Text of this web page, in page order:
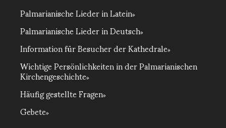
Palmarianische Lieder in Latein
Palmarianische Lieder in Deutsch
Information für Besucher der Kathedrale
Wichtige Persönlichkeiten in der Palmarianischen
Kirchengeschichte
Häufig gestellte Fragen
Gebete